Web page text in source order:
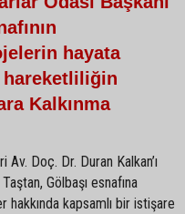
hayata
Kalkınma
Doç. Dr. Duran Kalkan’ı
Gölbaşı esnafına
kapsamlı bir istişare